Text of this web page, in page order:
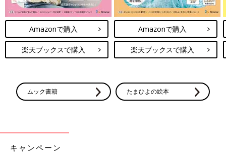
Amazonで購入
楽天ブックスで購入
Amazonで購入
楽天ブックスで購入
ムック書籍 たまひよの絵本
キャンペーン